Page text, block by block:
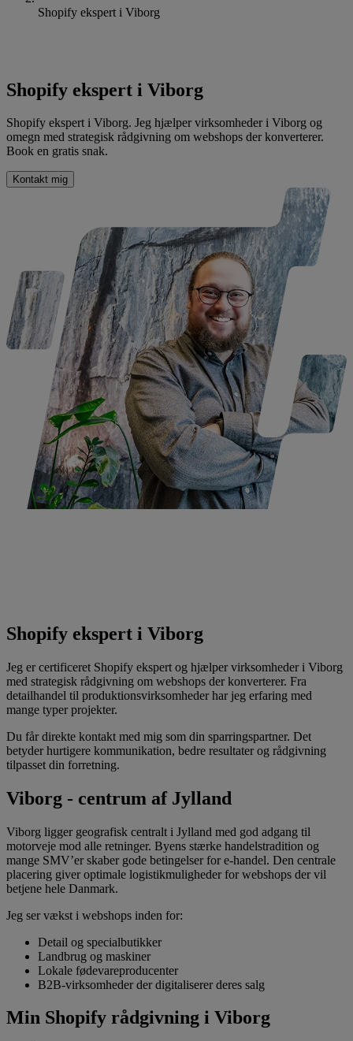
Shopify ekspert i Viborg
Shopify ekspert i Viborg
Shopify ekspert i Viborg. Jeg hjælper virksomheder i Viborg og
omegn med strategisk rådgivning om webshops der konverterer.
Book en gratis snak.
Kontakt mig
Shopify ekspert i Viborg
Jeg er certificeret Shopify ekspert og hjælper virksomheder i Viborg
med strategisk rådgivning om webshops der konverterer. Fra
detailhandel til produktionsvirksomheder har jeg erfaring med
mange typer projekter.
Du får direkte kontakt med mig som din sparringspartner. Det
betyder hurtigere kommunikation, bedre resultater og rådgivning
tilpasset din forretning.
Viborg - centrum af Jylland
Viborg ligger geografisk centralt i Jylland med god adgang til
motorveje mod alle retninger. Byens stærke handelstradition og
mange SMV’er skaber gode betingelser for e-handel. Den centrale
placering giver optimale logistikmuligheder for webshops der vil
betjene hele Danmark.
Jeg ser vækst i webshops inden for:
Detail og specialbutikker
Landbrug og maskiner
Lokale fødevareproducenter
B2B-virksomheder der digitaliserer deres salg
Min Shopify rådgivning i Viborg